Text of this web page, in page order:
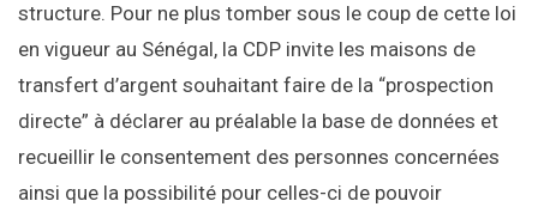
structure. Pour ne plus tomber sous le coup de cette loi
en vigueur au Sénégal, la CDP invite les maisons de
transfert d’argent souhaitant faire de la “prospection
directe” à déclarer au préalable la base de données et
recueillir le consentement des personnes concernées
ainsi que la possibilité pour celles-ci de pouvoir